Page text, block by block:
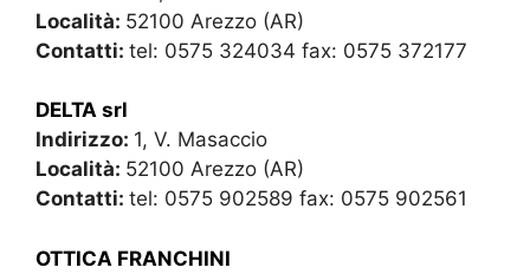
Località: 52100 Arezzo (AR)
Contatti: tel: 0575 324034 fax: 0575 372177
DELTA srl
Indirizzo: 1, V. Masaccio
Località: 52100 Arezzo (AR)
Contatti: tel: 0575 902589 fax: 0575 902561
OTTICA FRANCHINI